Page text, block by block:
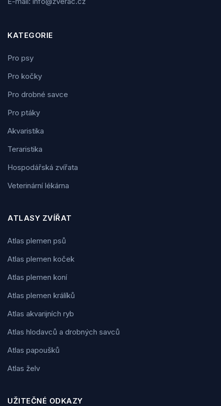
KATEGORIE
Pro psy
Pro kočky
Pro drobné savce
Pro ptáky
Akvaristika
Teraristika
Hospodářská zvířata
Veterinární lékárna
ATLASY ZVÍŘAT
Atlas plemen psů
Atlas plemen koček
Atlas plemen koní
Atlas plemen králíků
Atlas akvarijních ryb
Atlas hlodavců a drobných savců
Atlas papoušků
Atlas želv
UŽITEČNÉ ODKAZY